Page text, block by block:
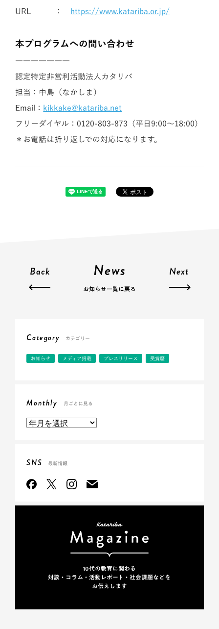
URL ： https://www.katariba.or.jp/
本プログラムへの問い合わせ
―――――――
認定特定非営利活動法人カタリバ
担当：中島（なかしま）
Email： kikkake@katariba.net
フリーダイヤル：0120-803-873（平日9:00〜18:00）
＊お電話は折り返しでの対応になります。
Back News
お知らせ一覧に戻る
Next
Category カテゴリー
お知らせ メディア掲載 プレスリリース 受賞歴
Monthly 月ごとに見る
SNS 最新情報
10代の教育に関わる
対談・コラム・活動レポート・社会課題などを
お伝えします